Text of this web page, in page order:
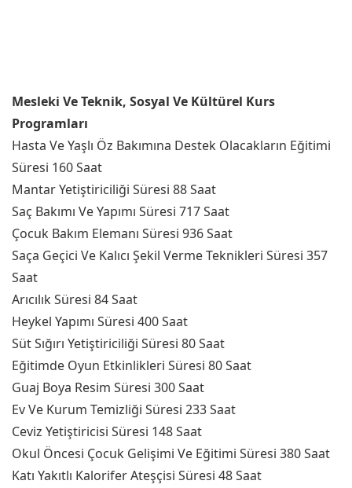
Mesleki Ve Teknik, Sosyal Ve Kültürel Kurs
Programları
Hasta Ve Yaşlı Öz Bakımına Destek Olacakların Eğitimi
Süresi 160 Saat
Mantar Yetiştiriciliği Süresi 88 Saat
Saç Bakımı Ve Yapımı Süresi 717 Saat
Çocuk Bakım Elemanı Süresi 936 Saat
Saça Geçici Ve Kalıcı Şekil Verme Teknikleri Süresi 357
Saat
Arıcılık Süresi 84 Saat
Heykel Yapımı Süresi 400 Saat
Süt Sığırı Yetiştiriciliği Süresi 80 Saat
Eğitimde Oyun Etkinlikleri Süresi 80 Saat
Guaj Boya Resim Süresi 300 Saat
Ev Ve Kurum Temizliği Süresi 233 Saat
Ceviz Yetiştiricisi Süresi 148 Saat
Okul Öncesi Çocuk Gelişimi Ve Eğitimi Süresi 380 Saat
Katı Yakıtlı Kalorifer Ateşçisi Süresi 48 Saat